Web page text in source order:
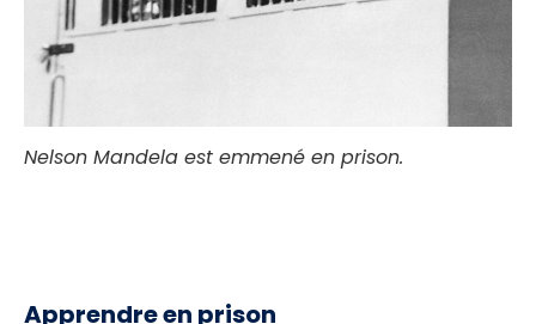
Nelson Mandela est emmené en prison.
Apprendre en prison